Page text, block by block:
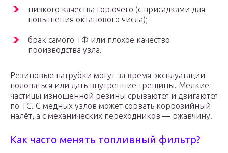
низкого качества горючего (с присадками для
повышения октанового числа);
брак самого ТФ или плохое качество
производства узла.
Резиновые патрубки могут за время эксплуатации
полопаться или дать внутренние трещины. Мелкие
частицы изношенной резины срываются и двигаются
по ТС. С медных узлов может сорвать коррозийный
налёт, а с механических переходников — ржавчину.
Как часто менять топливный фильтр?